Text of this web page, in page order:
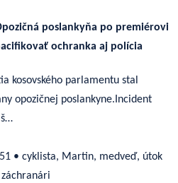
poslankyňa po premiérovi
ochranka aj polícia
kosovského parlamentu stal
opozičnej poslankyne.Incident
• cyklista, Martin, medveď, útok